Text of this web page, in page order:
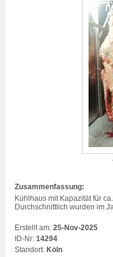
Zusammenfassung:
Kühlhaus mit Kapazität für
Durchschnittlich wurden im
Erstellt am: 25-Nov-2025
ID-Nr: 14294
Standort: Köln